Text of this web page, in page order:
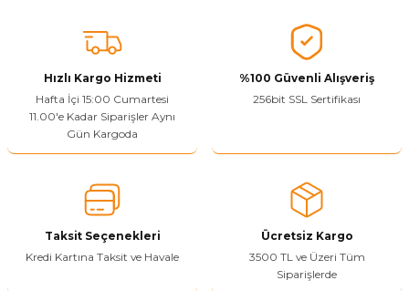
Bu ürüne benzer farklı alternatifler olmalı.
Hızlı Kargo Hizmeti
Hafta İçi 15:00 Cumartesi
11.00'e Kadar Siparişler Aynı
Gün Kargoda
%100 Güvenli Alışveriş
256bit SSL Sertifikası
Taksit Seçenekleri
Kredi Kartına Taksit ve Havale
Ücretsiz Kargo
3500 TL ve Üzeri Tüm
Siparişlerde